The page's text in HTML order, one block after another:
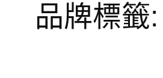
品牌標籤: